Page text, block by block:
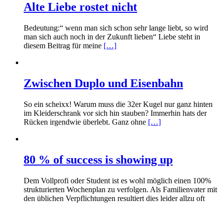
Alte Liebe rostet nicht
Bedeutung:“ wenn man sich schon sehr lange liebt, so wird
man sich auch noch in der Zukunft lieben“ Liebe steht in
diesem Beitrag für meine […]
Zwischen Duplo und Eisenbahn
So ein scheixx! Warum muss die 32er Kugel nur ganz hinten
im Kleiderschrank vor sich hin stauben? Immerhin hats der
Rücken irgendwie überlebt. Ganz ohne […]
80 % of success is showing up
Dem Vollprofi oder Student ist es wohl möglich einen 100%
strukturierten Wochenplan zu verfolgen. Als Familienvater mit
den üblichen Verpflichtungen resultiert dies leider allzu oft